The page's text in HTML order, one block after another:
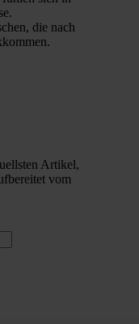
die nach
Artikel,
vom